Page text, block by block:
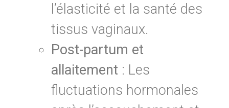
l’élasticité et la santé des
tissus vaginaux.
Post-partum et
allaitement : Les
fluctuations hormonales